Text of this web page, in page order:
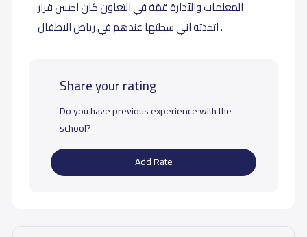
المعلمات والأدارة قمّة في التعاون كان احسن قرار
اتخذته اني سجلتها عندهم في رياض الاطفال .
Share your rating
Do you have previous experience with the
school?
Add Rate